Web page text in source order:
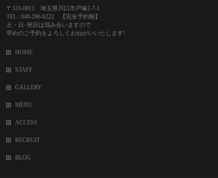
〒333-0811 埼玉県川口市戸塚2-7-1
TEL : 048-296-6222 【完全予約制】
土・日･祝日は混み合いますので
早めのご予約をよろしくおねがいいたします!
HOME
STAFF
GALLERY
MENU
ACCESS
RECRUIT
BLOG